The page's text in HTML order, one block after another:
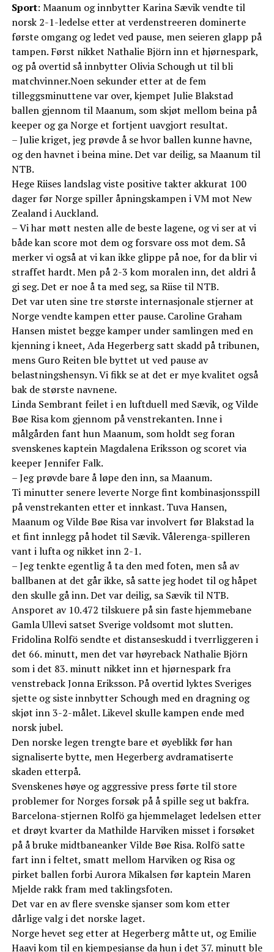
Sport: Maanum og innbytter Karina Sævik vendte til
norsk 2-1-ledelse etter at verdenstreeren dominerte
første omgang og ledet ved pause, men seieren glapp på
tampen. Først nikket Nathalie Björn inn et hjørnespark,
og på overtid så innbytter Olivia Schough ut til bli
matchvinner.Noen sekunder etter at de fem
tilleggsminuttene var over, kjempet Julie Blakstad
ballen gjennom til Maanum, som skjøt mellom beina på
keeper og ga Norge et fortjent uavgjort resultat.
– Julie kriget, jeg prøvde å se hvor ballen kunne havne,
og den havnet i beina mine. Det var deilig, sa Maanum til
NTB.
Hege Riises landslag viste positive takter akkurat 100
dager før Norge spiller åpningskampen i VM mot New
Zealand i Auckland.
– Vi har møtt nesten alle de beste lagene, og vi ser at vi
både kan score mot dem og forsvare oss mot dem. Så
merker vi også at vi kan ikke glippe på noe, for da blir vi
straffet hardt. Men på 2-3 kom moralen inn, det aldri å
gi seg. Det er noe å ta med seg, sa Riise til NTB.
Det var uten sine tre største internasjonale stjerner at
Norge vendte kampen etter pause. Caroline Graham
Hansen mistet begge kamper under samlingen med en
kjenning i kneet, Ada Hegerberg satt skadd på tribunen,
mens Guro Reiten ble byttet ut ved pause av
belastningshensyn. Vi fikk se at det er mye kvalitet også
bak de største navnene.
Linda Sembrant feilet i en luftduell med Sævik, og Vilde
Bøe Risa kom gjennom på venstrekanten. Inne i
målgården fant hun Maanum, som holdt seg foran
svenskenes kaptein Magdalena Eriksson og scoret via
keeper Jennifer Falk.
– Jeg prøvde bare å løpe den inn, sa Maanum.
Ti minutter senere leverte Norge fint kombinasjonsspill
på venstrekanten etter et innkast. Tuva Hansen,
Maanum og Vilde Bøe Risa var involvert før Blakstad la
et fint innlegg på hodet til Sævik. Vålerenga-spilleren
vant i lufta og nikket inn 2-1.
– Jeg tenkte egentlig å ta den med foten, men så av
ballbanen at det går ikke, så satte jeg hodet til og håpet
den skulle gå inn. Det var deilig, sa Sævik til NTB.
Ansporet av 10.472 tilskuere på sin faste hjemmebane
Gamla Ullevi satset Sverige voldsomt mot slutten.
Fridolina Rolfö sendte et distanseskudd i tverrliggeren i
det 66. minutt, men det var høyreback Nathalie Björn
som i det 83. minutt nikket inn et hjørnespark fra
venstreback Jonna Eriksson. På overtid lyktes Sveriges
sjette og siste innbytter Schough med en dragning og
skjøt inn 3-2-målet. Likevel skulle kampen ende med
norsk jubel.
Den norske legen trengte bare et øyeblikk før han
signaliserte bytte, men Hegerberg avdramatiserte
skaden etterpå.
Svenskenes høye og aggressive press førte til store
problemer for Norges forsøk på å spille seg ut bakfra.
Barcelona-stjernen Rolfö ga hjemmelaget ledelsen etter
et drøyt kvarter da Mathilde Harviken misset i forsøket
på å bruke midtbaneanker Vilde Bøe Risa. Rolfö satte
fart inn i feltet, smatt mellom Harviken og Risa og
pirket ballen forbi Aurora Mikalsen før kaptein Maren
Mjelde rakk fram med taklingsfoten.
Det var en av flere svenske sjanser som kom etter
dårlige valg i det norske laget.
Norge hevet seg etter at Hegerberg måtte ut, og Emilie
Haavi kom til en kjempesjanse da hun i det 37. minutt ble